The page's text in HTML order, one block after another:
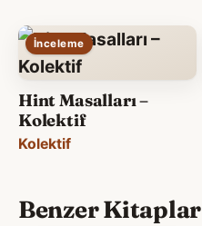
İnceleme
Hint Masalları –
Kolektif
Kolektif
Benzer Kitaplar